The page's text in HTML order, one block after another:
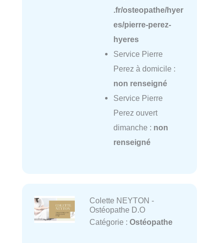
.fr/osteopathe/hyer
es/pierre-perez-
hyeres
Service Pierre
Perez à domicile :
non renseigné
Service Pierre
Perez ouvert
dimanche : non
renseigné
Colette NEYTON -
Ostéopathe D.O
Catégorie : Ostéopathe